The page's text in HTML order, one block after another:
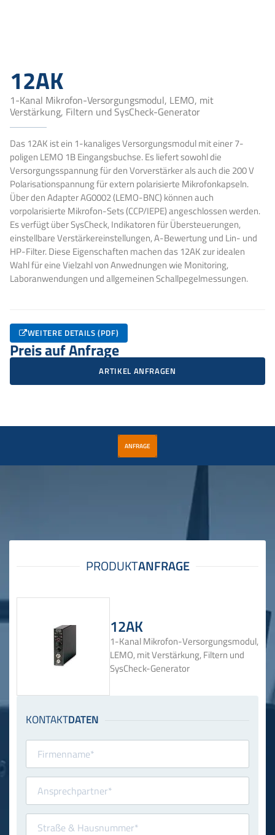
12AK
1-Kanal Mikrofon-Versorgungsmodul, LEMO, mit
Verstärkung, Filtern und SysCheck-Generator
Das 12AK ist ein 1-kanaliges Versorgungsmodul mit einer 7-
poligen LEMO 1B Eingangsbuchse. Es liefert sowohl die
Versorgungsspannung für den Vorverstärker als auch die 200 V
Polarisationspannung für extern polarisierte Mikrofonkapseln.
Über den Adapter AG0002 (LEMO-BNC) können auch
vorpolarisierte Mikrofon-Sets (CCP/IEPE) angeschlossen werden.
Es verfügt über SysCheck, Indikatoren für Übersteuerungen,
einstellbare Verstärkereinstellungen, A-Bewertung und Lin- und
HP-Filter. Diese Eigenschaften machen das 12AK zur idealen
Wahl für eine Vielzahl von Anwednungen wie Monitoring,
Laboranwendungen und allgemeinen Schallpegelmessungen.
WEITERE DETAILS (PDF)
Preis auf Anfrage
ARTIKEL ANFRAGEN
ANFRAGE
12AK
1-Kanal Mikrofon-Versorgungsmodul,
LEMO, mit Verstärkung, Filtern und
SysCheck-Generator